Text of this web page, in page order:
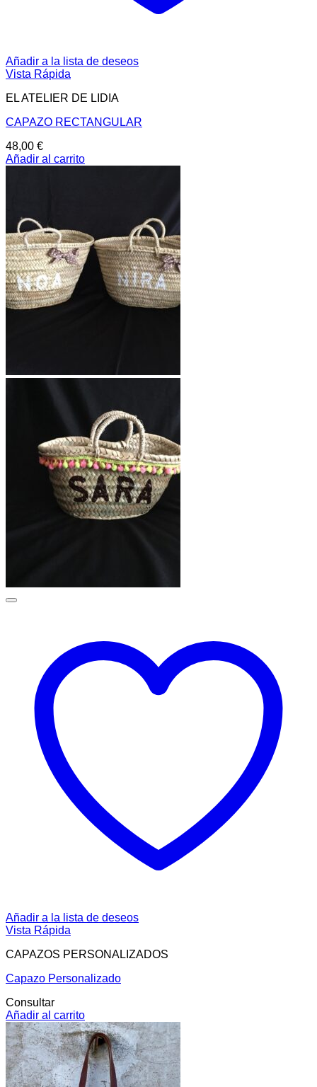
Añadir a la lista de deseos
Vista Rápida
EL ATELIER DE LIDIA
CAPAZO RECTANGULAR
48,00 €
Añadir al carrito
Añadir a la lista de deseos
Vista Rápida
CAPAZOS PERSONALIZADOS
Capazo Personalizado
Consultar
Añadir al carrito